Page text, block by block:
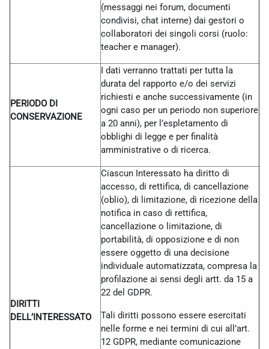
(messaggi nei forum, documenti
condivisi, chat interne) dai gestori o
collaboratori dei singoli corsi (ruolo:
teacher e manager).
PERIODO DI
CONSERVAZIONE
I dati verranno trattati per tutta la
durata del rapporto e/o dei servizi
richiesti e anche successivamente (in
ogni caso per un periodo non superiore
a 20 anni), per l’espletamento di
obblighi di legge e per finalità
amministrative o di ricerca.
DIRITTI
DELL’INTERESSATO
Ciascun Interessato ha diritto di
accesso, di rettifica, di cancellazione
(oblio), di limitazione, di ricezione della
notifica in caso di rettifica,
cancellazione o limitazione, di
portabilità, di opposizione e di non
essere oggetto di una decisione
individuale automatizzata, compresa la
profilazione ai sensi degli artt. da 15 a
22 del GDPR.
Tali diritti possono essere esercitati
nelle forme e nei termini di cui all’art.
12 GDPR, mediante comunicazione